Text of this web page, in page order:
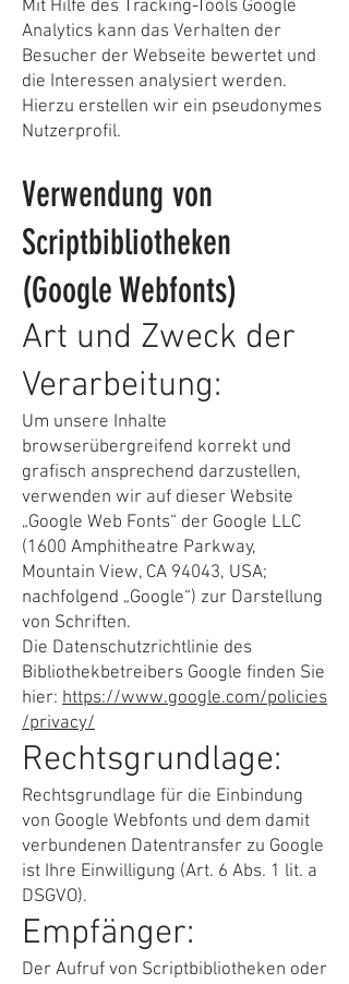
Mit Hilfe des Tracking-Tools Google
Analytics kann das Verhalten der
Besucher der Webseite bewertet und
die Interessen analysiert werden.
Hierzu erstellen wir ein pseudonymes
Nutzerprofil.
Verwendung von
Scriptbibliotheken
(Google Webfonts)
Art und Zweck der
Verarbeitung:
Um unsere Inhalte
browserübergreifend korrekt und
grafisch ansprechend darzustellen,
verwenden wir auf dieser Website
„Google Web Fonts“ der Google LLC
(1600 Amphitheatre Parkway,
Mountain View, CA 94043, USA;
nachfolgend „Google“) zur Darstellung
von Schriften.
Die Datenschutzrichtlinie des
Bibliothekbetreibers Google finden Sie
hier: https://www.google.com/policies
/privacy/
Rechtsgrundlage:
Rechtsgrundlage für die Einbindung
von Google Webfonts und dem damit
verbundenen Datentransfer zu Google
ist Ihre Einwilligung (Art. 6 Abs. 1 lit. a
DSGVO).
Empfänger:
Der Aufruf von Scriptbibliotheken oder